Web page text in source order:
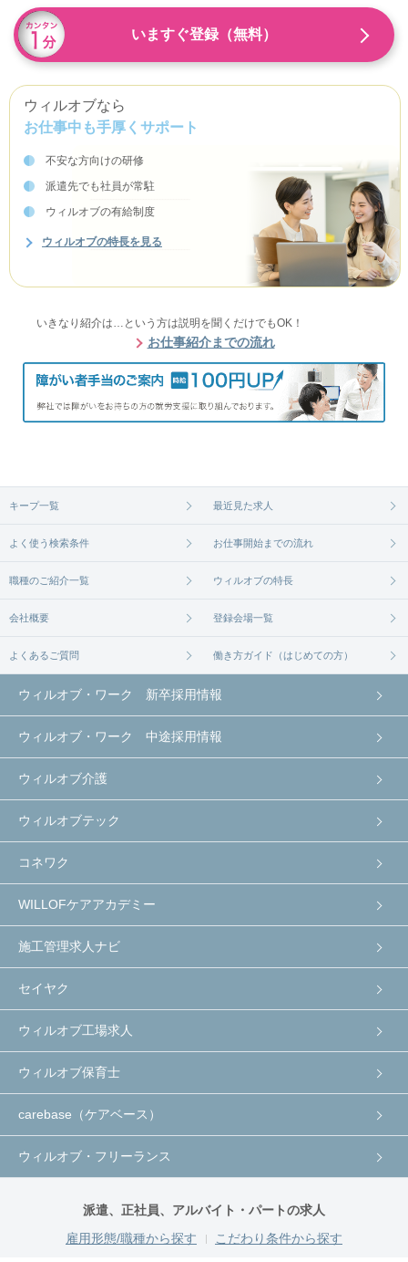
いますぐ登録（無料）
ウィルオブなら
お仕事中も手厚くサポート
不安な方向けの研修
派遣先でも社員が常駐
ウィルオブの有給制度
ウィルオブの特長を見る
いきなり紹介は…という方は説明を聞くだけでもOK！
お仕事紹介までの流れ
キープ一覧 最近見た求人
よく使う検索条件 お仕事開始までの流れ
職種のご紹介一覧 ウィルオブの特長
会社概要 登録会場一覧
よくあるご質問 働き方ガイド（はじめての方）
ウィルオブ・ワーク 新卒採用情報
ウィルオブ・ワーク 中途採用情報
ウィルオブ介護
ウィルオブテック
コネワク
WILLOFケアアカデミー
施工管理求人ナビ
セイヤク
ウィルオブ工場求人
ウィルオブ保育士
carebase（ケアベース）
ウィルオブ・フリーランス
派遣、正社員、アルバイト・パートの求人
雇用形態/職種から探す
こだわり条件から探す